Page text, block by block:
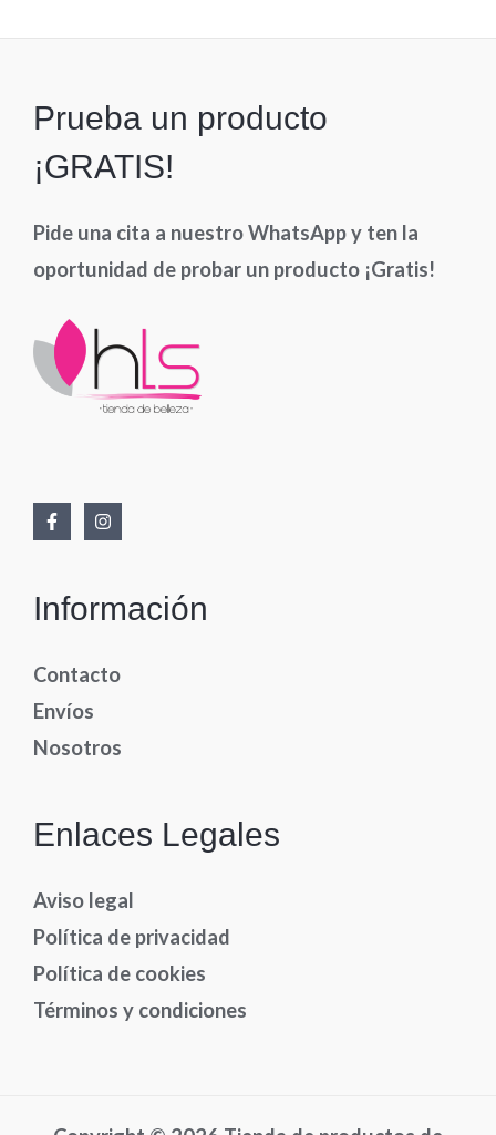
Prueba un producto
¡GRATIS!
Pide una cita a nuestro WhatsApp y ten la
oportunidad de probar un producto ¡Gratis!
Información
Contacto
Envíos
Nosotros
Enlaces Legales
Aviso legal
Política de privacidad
Política de cookies
Términos y condiciones